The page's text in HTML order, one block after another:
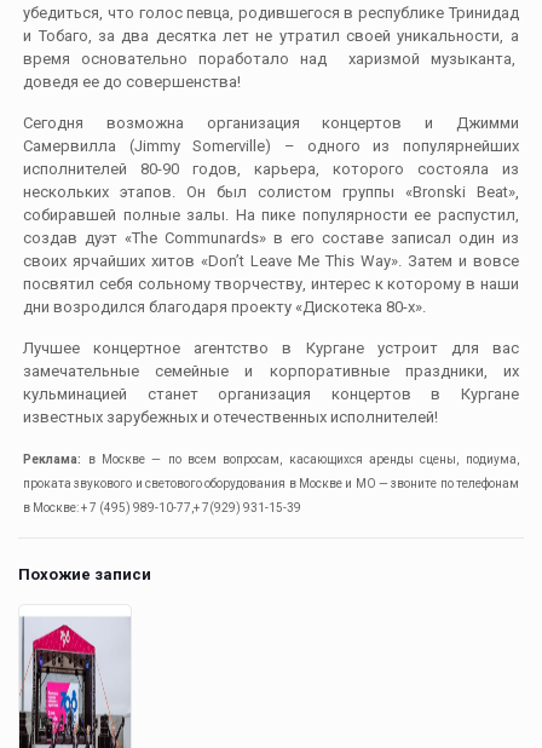
убедиться, что голос певца, родившегося в республике Тринидад
и Тобаго, за два десятка лет не утратил своей уникальности, а
время основательно поработало над харизмой музыканта,
доведя ее до совершенства!
Сегодня возможна организация концертов и Джимми
Самервилла (Jimmy Somerville) – одного из популярнейших
исполнителей 80-90 годов, карьера, которого состояла из
нескольких этапов. Он был солистом группы «Bronski Beat»,
собиравшей полные залы. На пике популярности ее распустил,
создав дуэт «The Communards» в его составе записал один из
своих ярчайших хитов «Don’t Leave Me This Way». Затем и вовсе
посвятил себя сольному творчеству, интерес к которому в наши
дни возродился благодаря проекту «Дискотека 80-х».
Лучшее концертное агентство в Кургане устроит для вас
замечательные семейные и корпоративные праздники, их
кульминацией станет организация концертов в Кургане
известных зарубежных и отечественных исполнителей!
Реклама:
в Москве — по всем вопросам, касающихся аренды сцены, подиума,
проката звукового и светового оборудования в Москве и МО — звоните по телефонам
в Москве: + 7 (495) 989-10-77,+ 7(929) 931-15-39
Похожие записи